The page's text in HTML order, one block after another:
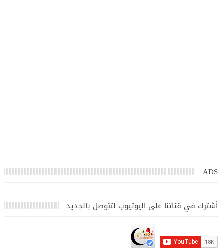
ADS
أشترك في قناتنا على اليوتيوب لتتوصل بالجديد